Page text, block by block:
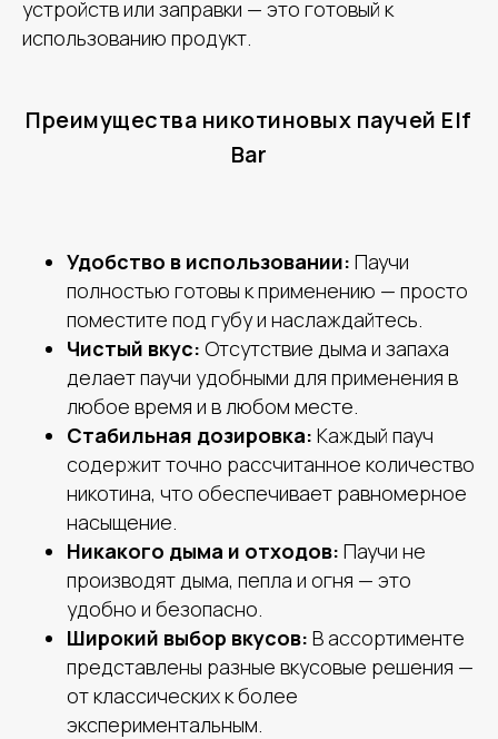
устройств или заправки — это готовый к
использованию продукт.
Преимущества никотиновых паучей Elf
Bar
Удобство в использовании: Паучи
полностью готовы к применению — просто
поместите под губу и наслаждайтесь.
Чистый вкус: Отсутствие дыма и запаха
делает паучи удобными для применения в
любое время и в любом месте.
Стабильная дозировка: Каждый пауч
содержит точно рассчитанное количество
никотина, что обеспечивает равномерное
насыщение.
Никакого дыма и отходов: Паучи не
производят дыма, пепла и огня — это
удобно и безопасно.
Широкий выбор вкусов: В ассортименте
представлены разные вкусовые решения —
от классических к более
экспериментальным.